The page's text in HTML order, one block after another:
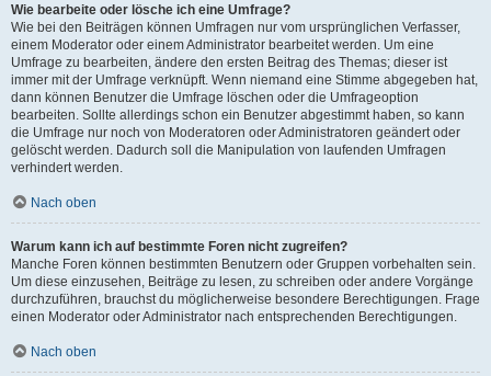
Wie bearbeite oder lösche ich eine Umfrage?
Wie bei den Beiträgen können Umfragen nur vom ursprünglichen Verfasser,
einem Moderator oder einem Administrator bearbeitet werden. Um eine
Umfrage zu bearbeiten, ändere den ersten Beitrag des Themas; dieser ist
immer mit der Umfrage verknüpft. Wenn niemand eine Stimme abgegeben hat,
dann können Benutzer die Umfrage löschen oder die Umfrageoption
bearbeiten. Sollte allerdings schon ein Benutzer abgestimmt haben, so kann
die Umfrage nur noch von Moderatoren oder Administratoren geändert oder
gelöscht werden. Dadurch soll die Manipulation von laufenden Umfragen
verhindert werden.
Nach oben
Warum kann ich auf bestimmte Foren nicht zugreifen?
Manche Foren können bestimmten Benutzern oder Gruppen vorbehalten sein.
Um diese einzusehen, Beiträge zu lesen, zu schreiben oder andere Vorgänge
durchzuführen, brauchst du möglicherweise besondere Berechtigungen. Frage
einen Moderator oder Administrator nach entsprechenden Berechtigungen.
Nach oben